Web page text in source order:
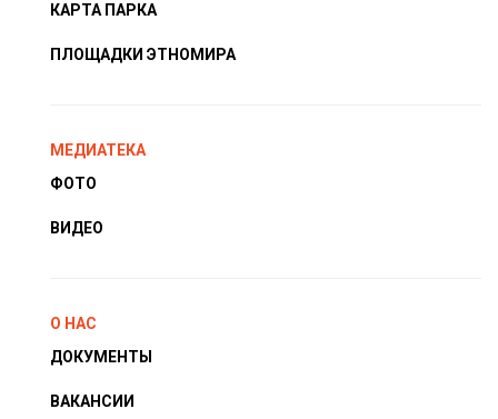
КАРТА ПАРКА
ПЛОЩАДКИ ЭТНОМИРА
МЕДИАТЕКА
ФОТО
ВИДЕО
О НАС
ДОКУМЕНТЫ
ВАКАНСИИ